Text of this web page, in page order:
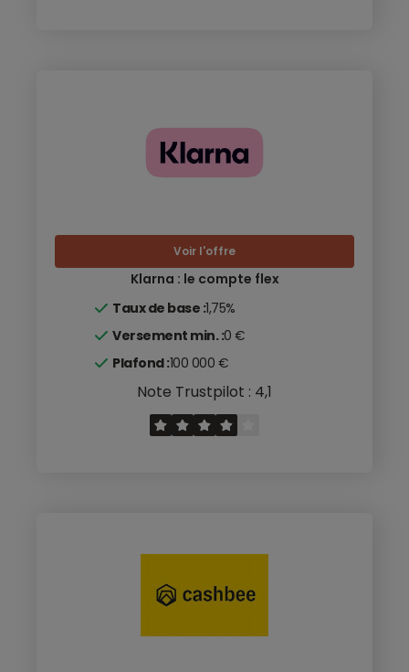
Note Trustpilot : 4,1
Klarna : le compte flex
Taux de base :1,75%
Versement min. :0 €
Plafond :100 000 €
Voir l'offre